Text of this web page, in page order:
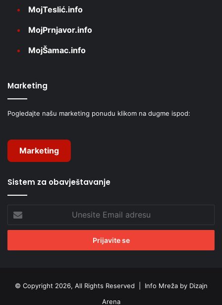
MojTeslić.info
MojPrnjavor.info
MojŠamac.info
Marketing
Pogledajte našu marketing ponudu klikom na dugme ispod:
Marketing
Sistem za obavještavanje
Email
adresu
© Copyright 2026, All Rights Reserved | Info Mreža by Dizajn
Arena